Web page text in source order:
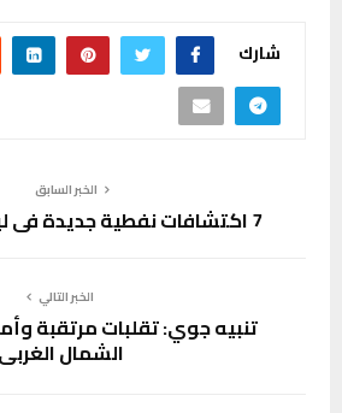
شارك
الخبر السابق
7 اكتشافات نفطية جديدة في ليبيا خلال 2025
الخبر التالي
تنبيه جوي: تقلبات مرتقبة
الشمال الغربي